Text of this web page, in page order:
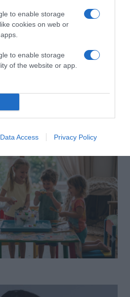
to enable storage
cookies on web or
to enable storage
of the website or app.
Data Access Privacy Policy